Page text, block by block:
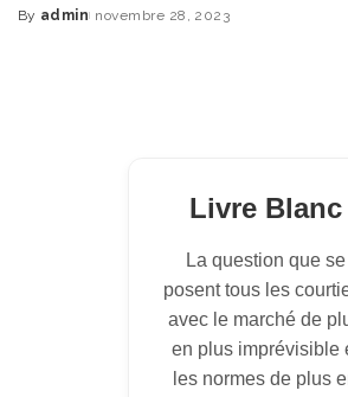
Posted
By admin novembre 28, 2023
Livre Blanc
La question que se
posent tous les
avec le marché de
en plus imprévisible
les normes de plus